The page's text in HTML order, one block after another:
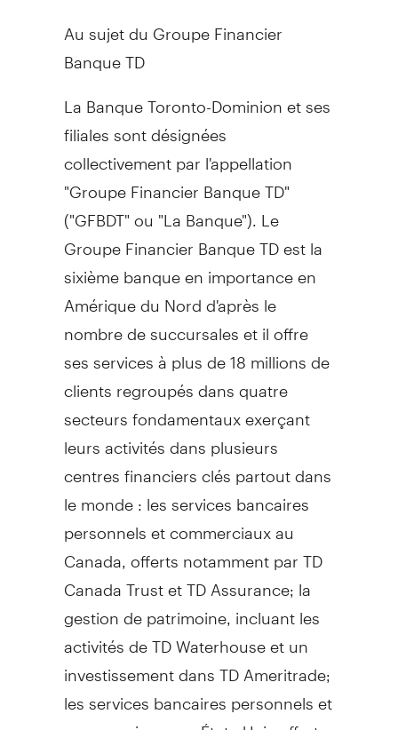
Au sujet du Groupe Financier
Banque TD
La Banque Toronto-Dominion et ses
filiales sont désignées
collectivement par l'appellation
"Groupe Financier Banque TD"
("GFBDT" ou "La Banque"). Le
Groupe Financier Banque TD est la
sixième banque en importance en
Amérique du Nord d'après le
nombre de succursales et il offre
ses services à plus de 18 millions de
clients regroupés dans quatre
secteurs fondamentaux exerçant
leurs activités dans plusieurs
centres financiers clés partout dans
le monde : les services bancaires
personnels et commerciaux au
Canada, offerts notamment par TD
Canada Trust et TD Assurance; la
gestion de patrimoine, incluant les
activités de TD Waterhouse et un
investissement dans TD Ameritrade;
les services bancaires personnels et